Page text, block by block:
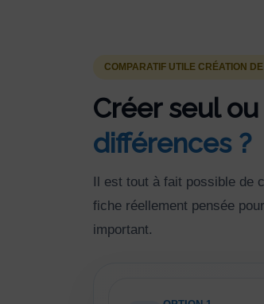
COMPARATIF UTILE CRÉATION
Créer seul
différences ?
Il est tout à fait possible
fiche réellement pensée
important.